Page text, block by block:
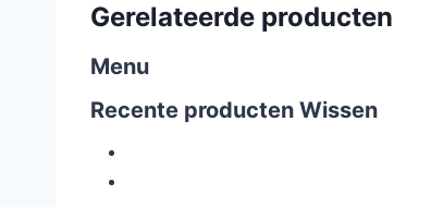
Gerelateerde producten
Menu
Recente producten Wissen